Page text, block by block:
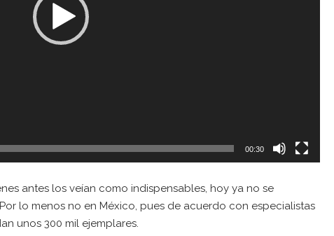
00:30
antes los veían como indispensables, hoy ya no se
lo menos no en México, pues de acuerdo con especialistas
unos 300 mil ejemplares.